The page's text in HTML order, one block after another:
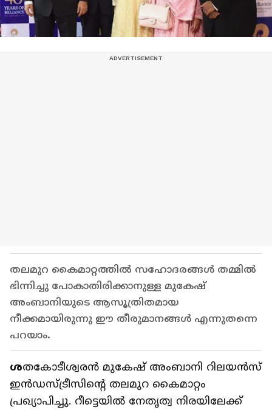
തലമുറ കൈമാറ്റത്തിൽ സഹോദരങ്ങൾ തമ്മിൽ
ഭിന്നിച്ചു പോകാതിരിക്കാനുള്ള മുകേഷ്
അംബാനിയുടെ ആസൂത്രിതമായ
നീക്കമായിരുന്നു ഈ തീരുമാനങ്ങൾ എന്നുതന്നെ
പറയാം.
ശതകോടീശ്വരൻ മുകേഷ് അംബാനി റിലയൻസ്
ഇൻഡസ്ട്രീസിന്റെ തലമുറ കൈമാറ്റം
പ്രഖ്യാപിച്ചു. റീട്ടെയിൽ നേതൃത്വ നിരയിലേക്ക്